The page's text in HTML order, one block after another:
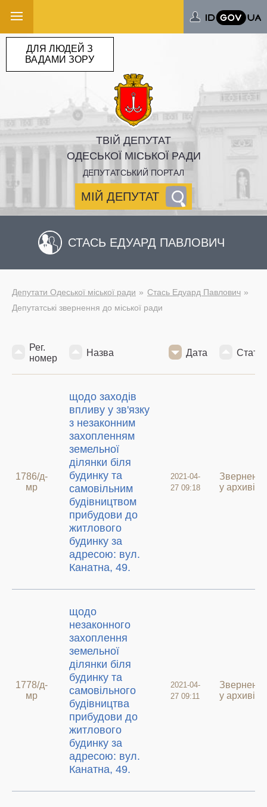
ТВІЙ ДЕПУТАТ
ОДЕСЬКОЇ МІСЬКОЇ РАДИ
ДЕПУТАТСЬКИЙ ПОРТАЛ
МІЙ ДЕПУТАТ
ДЛЯ ЛЮДЕЙ З
ВАДАМИ ЗОРУ
СТАСЬ ЕДУАРД ПАВЛОВИЧ
Депутати Одеської міської ради
Стась Едуард Павлович
Депутатські звернення до міської ради
Рег.
номер
Назва Дата Статус
1786/д-
мр
щодо заходів
впливу у зв'язку
з незаконним
захопленням
земельної
ділянки біля
будинку та
самовільним
будівництвом
прибудови до
житлового
будинку за
адресою: вул.
Канатна, 49.
2021-04-
27 09:18
у архиві
1778/д-
мр
щодо
незаконного
захоплення
земельної
ділянки біля
будинку та
самовільного
будівництва
прибудови до
житлового
будинку за
адресою: вул.
Канатна, 49.
2021-04-
27 09:11
у архиві